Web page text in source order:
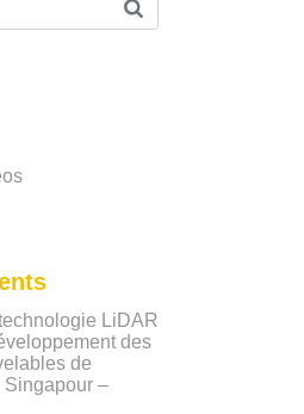
LiDAR
des
de
Singapour –